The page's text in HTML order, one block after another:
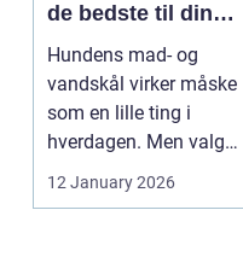
de bedste til din
hund
Hundens mad- og
vandskål virker måske
som en lille ting i
hverdagen. Men valg
af sk&arin...
12 January 2026